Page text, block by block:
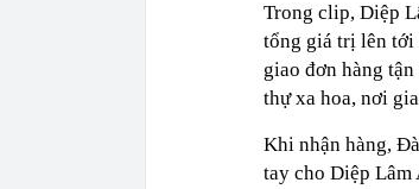
21:37
Trong clip, Diệp
tổng giá trị lên tới
giao đơn hàng
thự xa hoa, nơi
Khi nhận hàng,
tay cho Diệp Lâm